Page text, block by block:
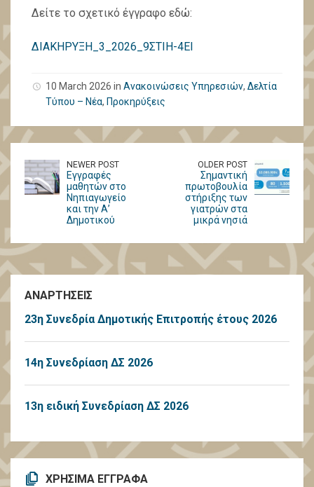
Δείτε το σχετικό έγγραφο εδώ:
ΔΙΑΚΗΡΥΞΗ_3_2026_9ΣΤΙΗ-4ΕΙ
10 March 2026 in Ανακοινώσεις Υπηρεσιών, Δελτία
Τύπου – Νέα, Προκηρύξεις
NEWER POST
Εγγραφές
μαθητών στο
Νηπιαγωγείο
και την Α’
Δημοτικού
OLDER POST
Σημαντική
πρωτοβουλία
στήριξης των
γιατρών στα
μικρά νησιά
ΑΝΑΡΤΗΣΕΙΣ
23η Συνεδρία Δημοτικής Επιτροπής έτους 2026
14η Συνεδρίαση ΔΣ 2026
13η ειδική Συνεδρίαση ΔΣ 2026
ΧΡΗΣΙΜΑ ΕΓΓΡΑΦΑ